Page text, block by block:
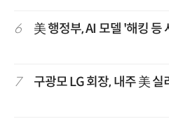
6 美 행정부, AI 모델 '해킹
7 구광모 LG 회장, 내주 美